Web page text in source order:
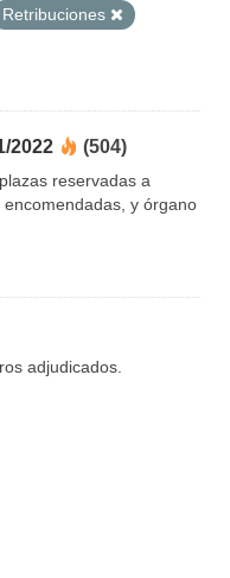
Retribuciones
2022 (504)
reservadas a
y órgano
adjudicados.